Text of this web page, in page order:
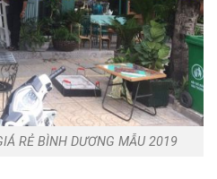
RẺ BÌNH DƯƠNG MẪU 2019